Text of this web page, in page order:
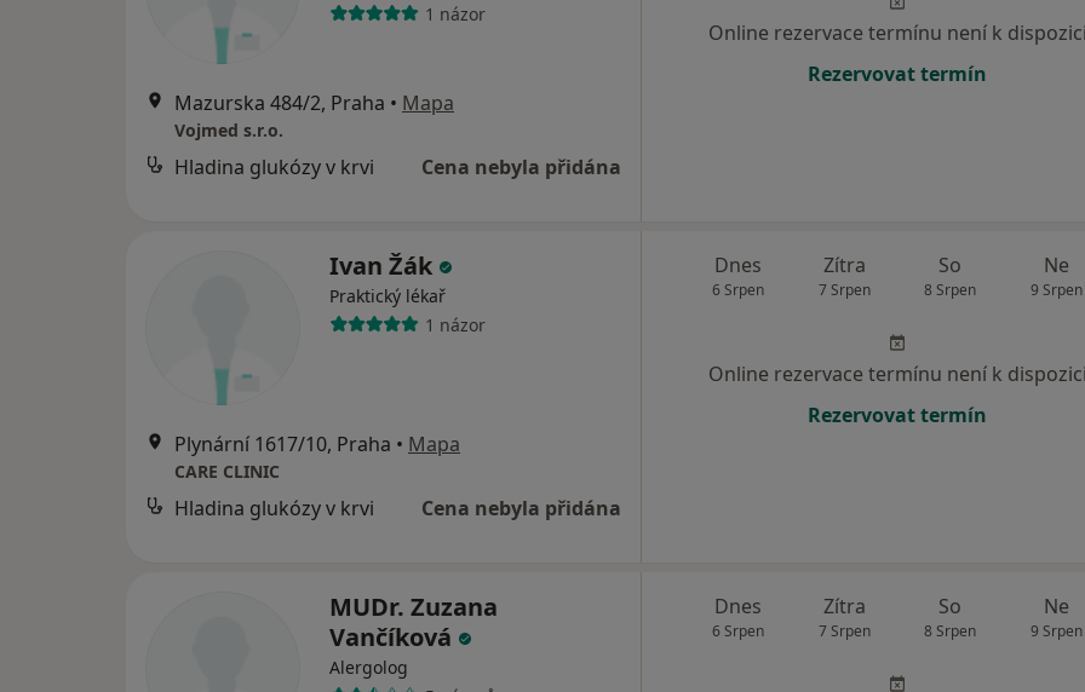
1 názor
Mazurska 484/2, Praha • Mapa
Vojmed s.r.o.
Hladina glukózy v krvi Cena nebyla přidána
Online rezervace termínu není k dispozici
Rezervovat termín
Ivan Žák
Praktický lékař
1 názor
Plynární 1617/10, Praha • Mapa
CARE CLINIC
Hladina glukózy v krvi Cena nebyla přidána
Dnes
6 Srpen
Zítra
7 Srpen
So
8 Srpen
Ne
9 Srpen
Online rezervace termínu není k dispozici
Rezervovat termín
MUDr. Zuzana
Vančíková
Alergolog
Dnes
6 Srpen
Zítra
7 Srpen
So
8 Srpen
Ne
9 Srpen